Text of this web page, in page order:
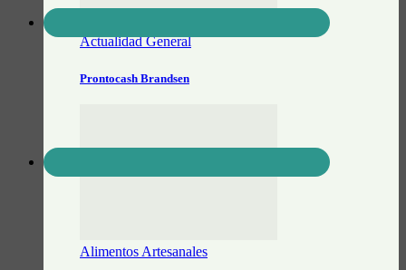
Actualidad General
Prontocash Brandsen
Alimentos Artesanales